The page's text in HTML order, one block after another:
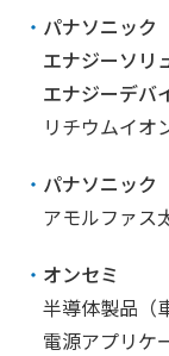
パナソニッ
エナジーソリ
エナジーデバ
リチウムイオ
パナソニッ
アモルファス
オンセミ
半導体製品（
電源アプリケ